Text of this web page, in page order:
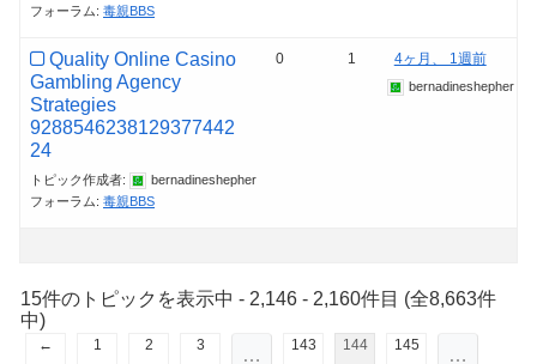
フォーラム: 毒親BBS
Quality Online Casino
Gambling Agency
Strategies
9288546238129377442
24
トピック作成者:
bernadineshepher
フォーラム: 毒親BBS
0 1 4ヶ月、 1週前
bernadineshepher
15件のトピックを表示中 - 2,146 - 2,160件目 (全8,663件
中)
← 1 2 3 … 143 144 145 …